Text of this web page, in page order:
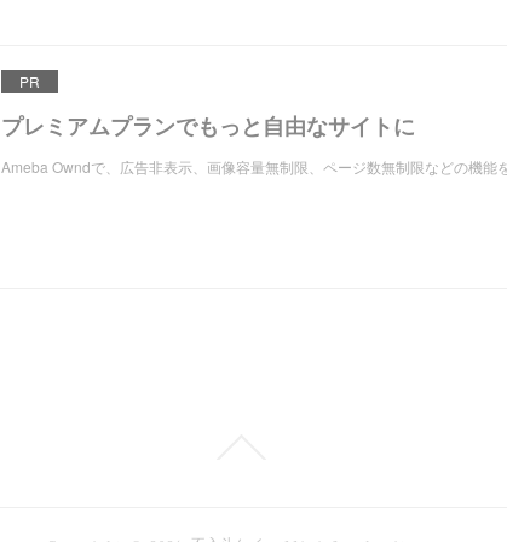
PR
プレミアムプランでもっと自由なサイトに
Ameba Owndで、広告非表示、画像容量無制限、ページ数無制限などの機能